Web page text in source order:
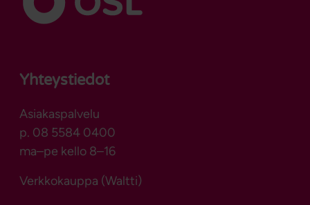
Yhteystiedot
Asiakaspalvelu
p. 08 5584 0400
ma–pe kello 8–16
Verkkokauppa (Waltti)